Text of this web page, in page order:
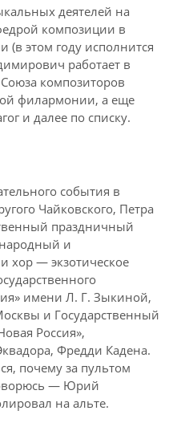
деятелей на
композиции в
(в этом году исполнится
работает в
композиторов
филармонии, а еще
и далее по списку.
события в
Чайковского, Петра
праздничный
и
хор — экзотическое
имени Л. Г. Зыкиной,
и Государственный
Россия»,
Фредди Кадена.
почему за пультом
— Юрий
на альте.